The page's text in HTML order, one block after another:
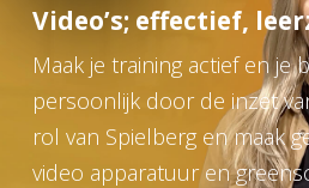
Video’s; effectief,
Maak je training actief en je
persoonlijk door de inzet
rol van Spielberg en maak
video apparatuur en